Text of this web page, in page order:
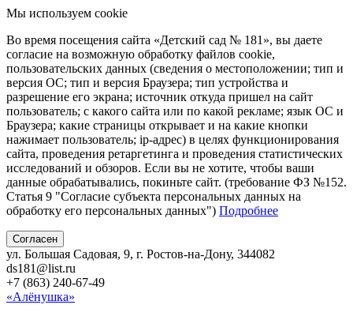
Мы используем cookie
Во время посещения сайта «Детский сад № 181», вы даете
согласие на возможную обработку файлов cookie,
пользовательских данных (сведения о местоположении; тип и
версия ОС; тип и версия Браузера; тип устройства и
разрешение его экрана; источник откуда пришел на сайт
пользователь; с какого сайта или по какой рекламе; язык ОС и
Браузера; какие страницы открывает и на какие кнопки
нажимает пользователь; ip-адрес) в целях функционирования
сайта, проведения ретаргетинга и проведения статистических
исследований и обзоров. Если вы не хотите, чтобы ваши
данные обрабатывались, покиньте сайт. (требование ФЗ №152.
Статья 9 "Согласие субъекта персональных данных на
обработку его персональных данных") Подробнее
Согласен
ул. Большая Садовая, 9, г. Ростов-на-Дону, 344082
ds181@list.ru
+7 (863) 240-67-49
«Алёнушка»